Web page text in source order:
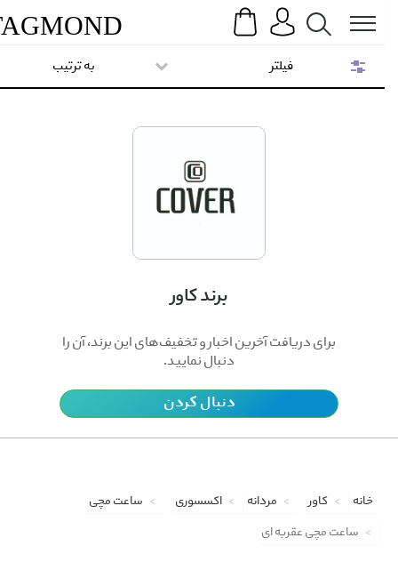
Search
TAGMOND
برند کاور
برای دریافت آخرین اخبار و تخفیف‌های این برند، آن را
دنبال نمایید.
دنبال کردن
به ترتیب
خانه کاور مردانه اکسسوری
ساعت مچی
ساعت مچی عقربه ای
فیلتر